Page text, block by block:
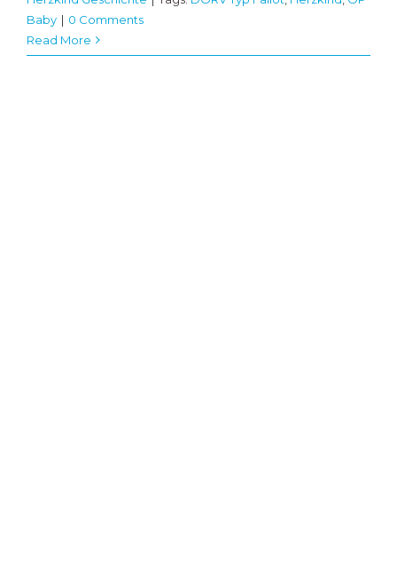
Baby | 0 Comments
Read More